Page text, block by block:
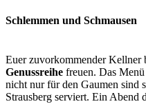
Schlemmen und Schmausen
Euer zuvorkommender Kellner
Genussreihe freuen. Das
nicht nur für den Gaumen sind
Strausberg serviert. Ein Abend